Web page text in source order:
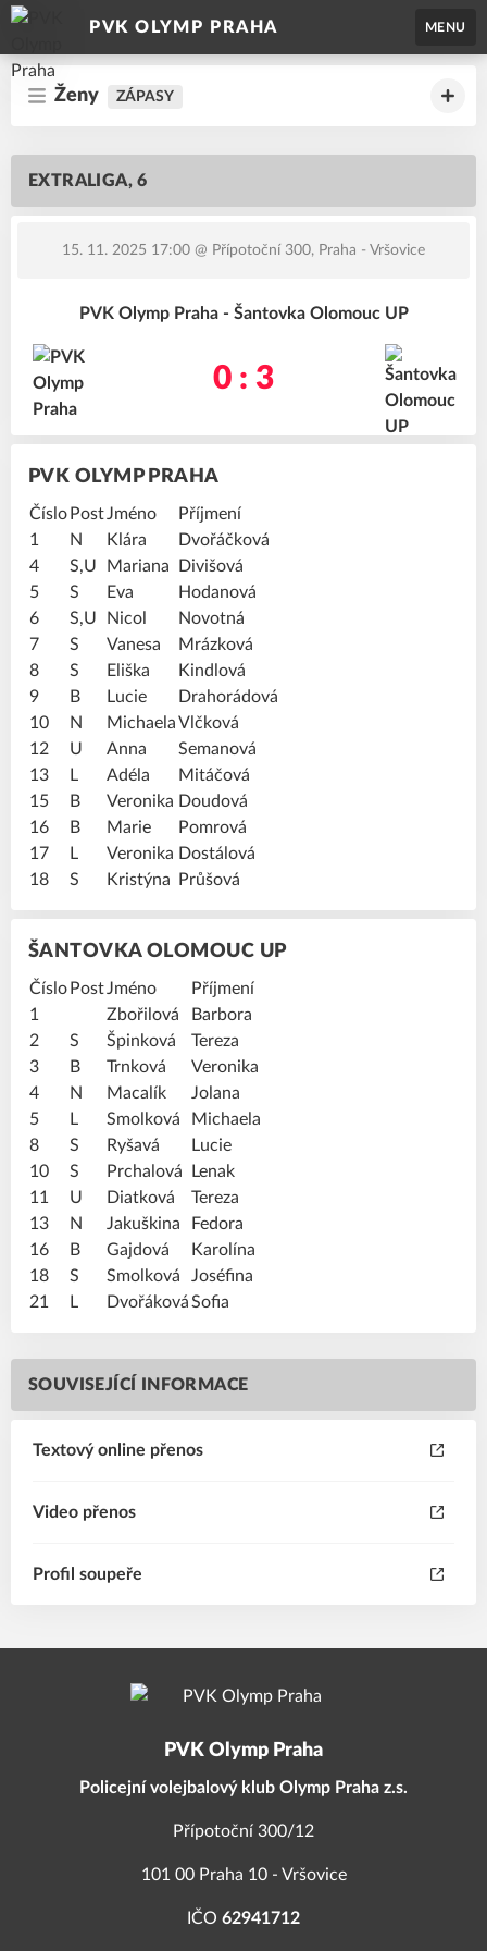
PVK OLYMP PRAHA MENU
Ženy ZÁPASY
EXTRALIGA, 6
15. 11. 2025 17:00 @ Přípotoční 300, Praha - Vršovice
PVK Olymp Praha - Šantovka Olomouc UP
0 : 3
PVK OLYMP PRAHA
Číslo PostJméno
Příjmení
1
N Klára
Dvořáčková
4
S,U Mariana
Divišová
5
S Eva
Hodanová
6
S,U Nicol
Novotná
7
S Vanesa
Mrázková
8
S Eliška
Kindlová
9
B Lucie
Drahorádová
10
N MichaelaVlčková
12
U Anna
Semanová
13
L Adéla
Mitáčová
15
B Veronika Doudová
16
B Marie
Pomrová
17
L Veronika Dostálová
18
S Kristýna Průšová
ŠANTOVKA OLOMOUC UP
Číslo PostJméno
Příjmení
1
Zbořilová
Barbora
2
S Špinková
Tereza
3
B Trnková
Veronika
4
N Macalík
Jolana
5
L Smolková
Michaela
8
S Ryšavá
Lucie
10
S Prchalová
Lenak
11
U Diatková
Tereza
13
N Jakuškina
Fedora
16
B Gajdová
Karolína
18
S Smolková
Joséfina
21
L DvořákováSofia
SOUVISEJÍCÍ INFORMACE
Textový online přenos
Video přenos
Profil soupeře
PVK Olymp Praha
Policejní volejbalový klub Olymp Praha z.s.
Přípotoční 300/12
101 00 Praha 10 - Vršovice
IČO 62941712